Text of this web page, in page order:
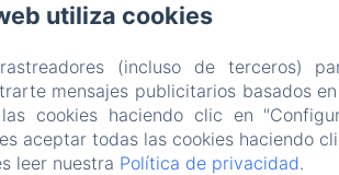
ALOJAMIENTOS RESTAURANTE
NUESTRO ENTORNO
utiliza cookies
(incluso de terceros)
mensajes publicitarios basados
cookies haciendo clic en
aceptar todas las cookies haciendo
leer nuestra Política de privacidad.